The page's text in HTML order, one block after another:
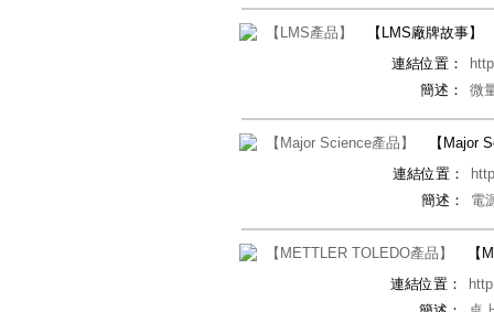
【LMS產品】
【LMS廠牌故事】
連結位置：
簡述：
微
【Major Science產品】
【Major
連結位置：
簡述：
電
【METTLER TOLEDO產品】
【
連結位置：